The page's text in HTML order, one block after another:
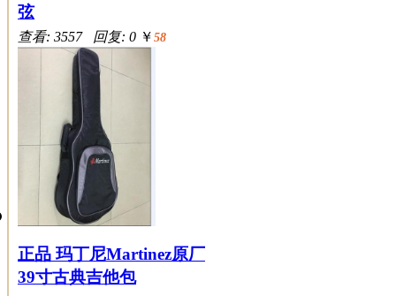
弦
查看: 3557 回复: 0 ￥ 58
正品 玛丁尼Martinez原厂
39寸古典吉他包